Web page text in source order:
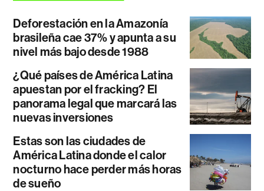
Deforestación en la Amazonía
brasileña cae 37% y apunta a su
nivel más bajo desde 1988
¿Qué países de América Latina
apuestan por el fracking? El
panorama legal que marcará las
nuevas inversiones
Estas son las ciudades de
América Latina donde el calor
nocturno hace perder más horas
de sueño